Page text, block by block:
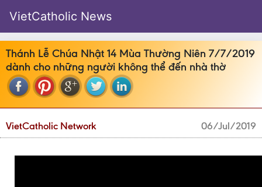
VietCatholic News
Thánh Lễ Chúa Nhật 14 Mùa Thường Niên 7/7/2019
dành cho những người không thể đến nhà thờ
VietCatholic Network 06/Jul/2019